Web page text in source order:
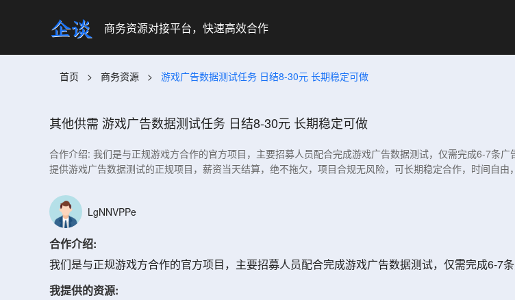
商务资源对接平台，快速高效合作
首页 > 商务资源 > 游戏广告数据测试任务 日结8-30元 长期稳定可做
其他供需 游戏广告数据测试任务 日结8-30元 长期稳定可做
合作介绍: 我们是与正规游戏方合作的官方项目，主要招募人员配合完成游戏广告数据测试，仅需完成6-7条
提供游戏广告数据测试的正规项目，薪资当天结算，绝不拖欠，项目合规无风险，可长期稳定合作，时间自
LgNNVPPe
合作介绍:
我们是与正规游戏方合作的官方项目，主要招募人员配合完成游戏广告数据测试，仅需完成6-7
我提供的资源: